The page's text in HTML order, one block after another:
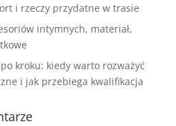
i rzeczy przydatne w trasie
intymnych, materiał,
kroku: kiedy warto rozważyć
i jak przebiega kwalifikacja